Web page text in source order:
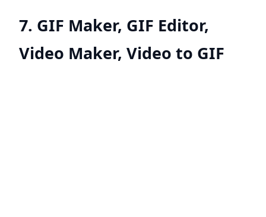
7. GIF Maker, GIF Editor,
Video Maker, Video to GIF